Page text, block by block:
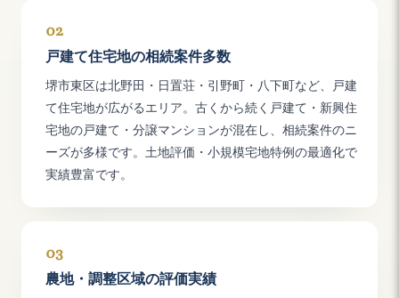
02
戸建て住宅地の相続案件多数
堺市東区は北野田・日置荘・引野町・八下町など、戸建
て住宅地が広がるエリア。古くから続く戸建て・新興住
宅地の戸建て・分譲マンションが混在し、相続案件のニ
ーズが多様です。土地評価・小規模宅地特例の最適化で
実績豊富です。
03
農地・調整区域の評価実績